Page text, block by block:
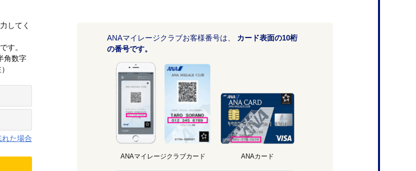
してく
す。
角数字
た場合
ANAマイレージクラブお客様番号は、
カード表面の10桁
の番号です。
ANAマイレージクラブカード ANAカード